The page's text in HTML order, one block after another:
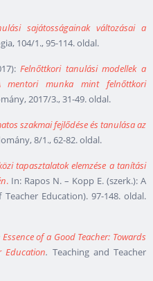
sajátosságainak változásai a
104/1., 95-114. oldal.
Felnőttkori tanulási modellek a
mentori munka mint felnőttkori
2017/3., 31-49. oldal.
szakmai fejlődése és tanulása az
8/1., 62-82. oldal.
tapasztalatok elemzése a tanítási
. In: Rapos N. – Kopp E. (szerk.): A
Education). 97-148. oldal.
of a Good Teacher: Towards
Education. Teaching and Teacher